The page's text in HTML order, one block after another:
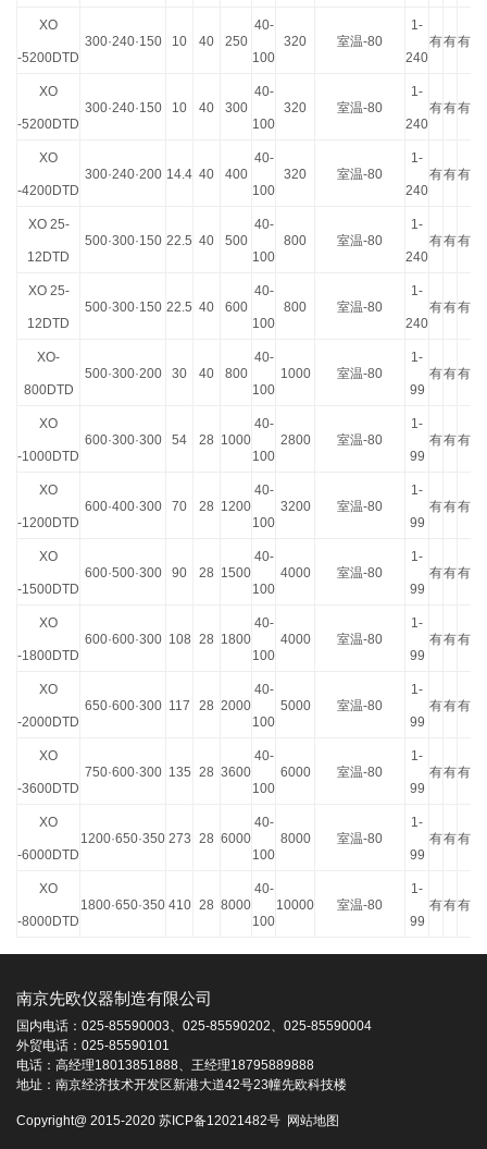
XO
-5200DTD
300·240·150 10 40 250
40-
100
320 室温-80
1-
240
有有有
XO
-5200DTD
300·240·150 10 40 300
40-
100
320 室温-80
1-
240
有有有
XO
-4200DTD
300·240·200 14.4 40 400
40-
100
320 室温-80
1-
240
有有有
XO 25-
12DTD
500·300·150 22.5 40 500
40-
100
800 室温-80
1-
240
有有有
XO 25-
12DTD
500·300·150 22.5 40 600
40-
100
800 室温-80
1-
240
有有有
XO-
800DTD
500·300·200 30 40 800
40-
100
1000 室温-80
1-
99
有有有
XO
-1000DTD
600·300·300 54 28 1000
40-
100
2800 室温-80
1-
99
有有有
XO
-1200DTD
600·400·300 70 28 1200
40-
100
3200 室温-80
1-
99
有有有
XO
-1500DTD
600·500·300 90 28 1500
40-
100
4000 室温-80
1-
99
有有有
XO
-1800DTD
600·600·300 108 28 1800
40-
100
4000 室温-80
1-
99
有有有
XO
-2000DTD
650·600·300 117 28 2000
40-
100
5000 室温-80
1-
99
有有有
XO
-3600DTD
750·600·300 135 28 3600
40-
100
6000 室温-80
1-
99
有有有
XO
-6000DTD
1200·650·350 273 28 6000
40-
100
8000 室温-80
1-
99
有有有
XO
-8000DTD
1800·650·350 410 28 8000
40-
100
10000 室温-80
1-
99
有有有
南京先欧仪器制造有限公司
国内电话：025-85590003、025-85590202、025-85590004
外贸电话：025-85590101
电话：高经理18013851888、王经理18795889888
地址：南京经济技术开发区新港大道42号23幢先欧科技楼
Copyright@ 2015-2020 苏ICP备12021482号 网站地图